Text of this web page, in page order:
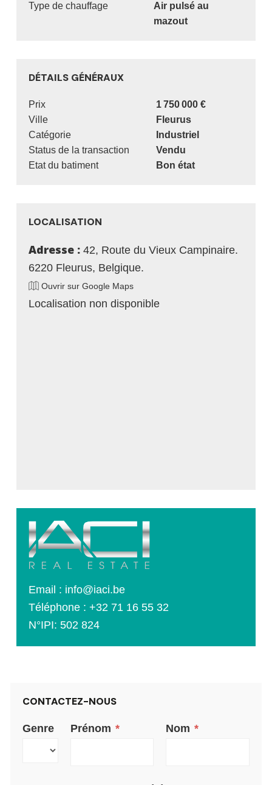
Type de chauffage
air pulsé au
mazout
DÉTAILS GÉNÉRAUX
Prix
1 750 000 €
Ville
Fleurus
Catégorie
Industriel
Status de la transaction
Vendu
Etat du batiment
Bon état
LOCALISATION
Adresse : 42, Route du Vieux Campinaire.
6220 Fleurus, Belgique.
Ouvrir sur Google Maps
Localisation non disponible
Email : info@iaci.be
Téléphone : +32 71 16 55 32
N°IPI: 502 824
CONTACTEZ-NOUS
Genre Prénom * Nom *